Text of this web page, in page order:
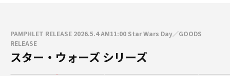
PAMPHLET RELEASE 2026.5.4 AM11:00 Star Wars Day／GOODS
RELEASE
スター・ウォーズ シリーズ